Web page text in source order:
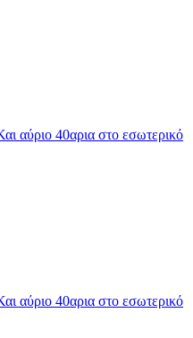
αύριο 40αρια στο εσωτερικό
αύριο 40αρια στο εσωτερικό